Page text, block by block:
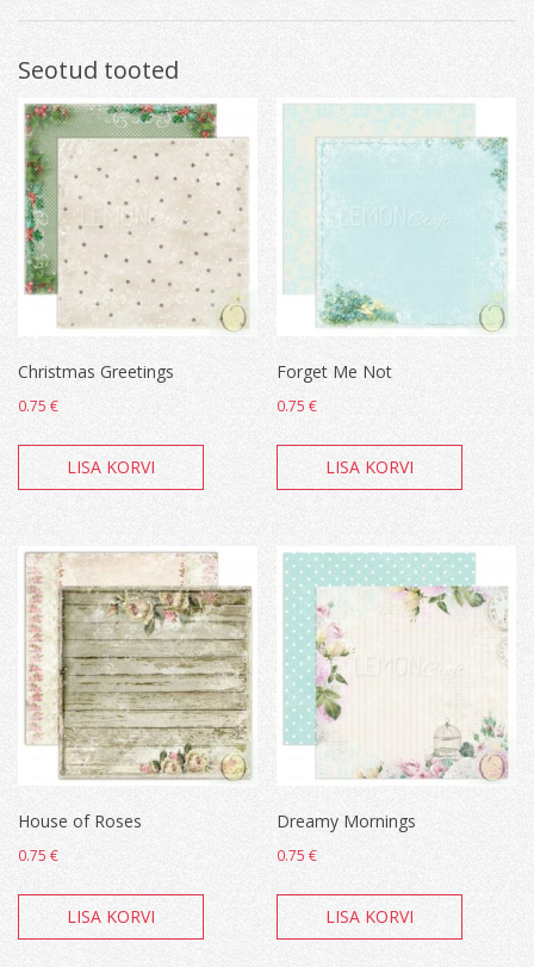
Seotud tooted
Christmas Greetings
0.75 €
LISA KORVI
Forget Me Not
0.75€
LISA KORVI
House of Roses
0.75 €
LISA KORVI
Dreamy Mornings
0.75€
LISA KORVI